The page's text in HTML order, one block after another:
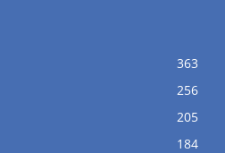
363
256
205
184